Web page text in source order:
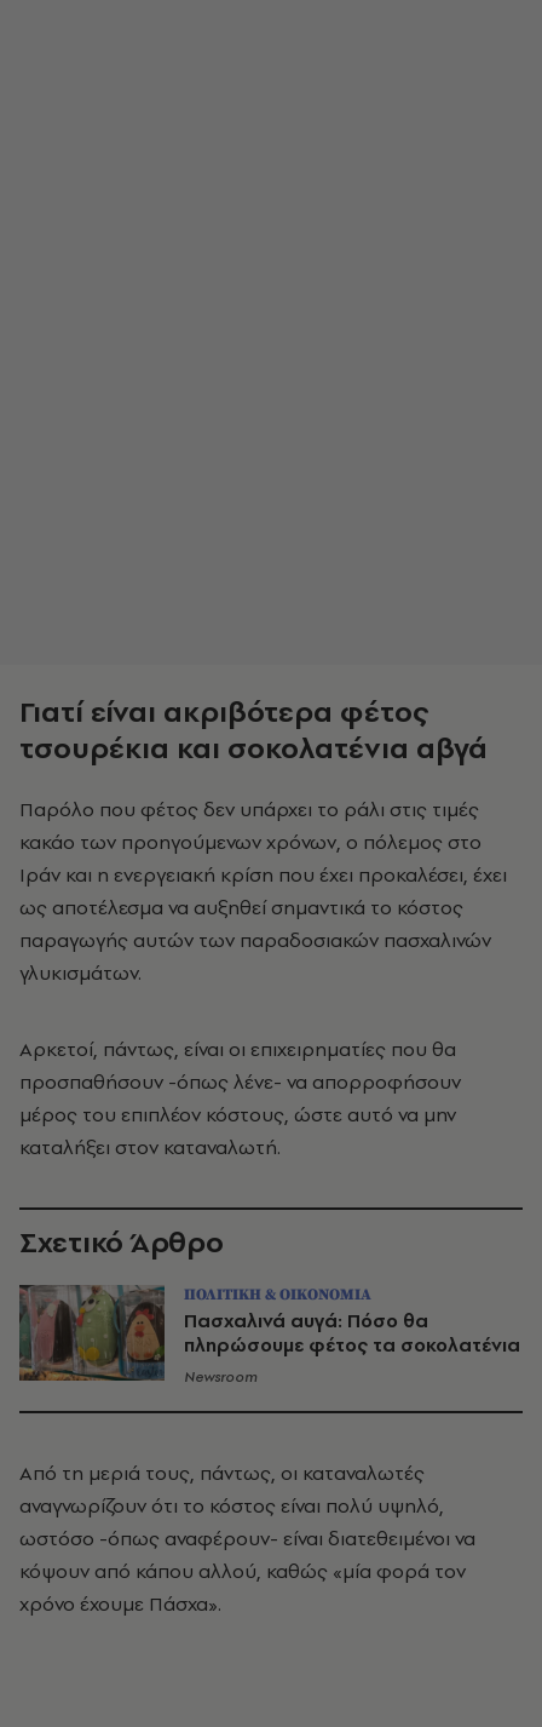
Γιατί είναι ακριβότερα φέτος
τσουρέκια και σοκολατένια αβγά
Παρόλο που φέτος δεν υπάρχει το ράλι στις τιμές
κακάο των προηγούμενων χρόνων, ο πόλεμος στο
Ιράν και η ενεργειακή κρίση που έχει προκαλέσει, έχει
ως αποτέλεσμα να αυξηθεί σημαντικά το κόστος
παραγωγής αυτών των παραδοσιακών πασχαλινών
γλυκισμάτων.
Αρκετοί, πάντως, είναι οι επιχειρηματίες που θα
προσπαθήσουν -όπως λένε- να απορροφήσουν
μέρος του επιπλέον κόστους, ώστε αυτό να μην
καταλήξει στον καταναλωτή.
Σχετικό Άρθρο
ΠΟΛΙΤΙΚΗ & ΟΙΚΟΝΟΜΙΑ
Πασχαλινά αυγά: Πόσο θα
πληρώσουμε φέτος τα σοκολατένια
Newsroom
Από τη μεριά τους, πάντως, οι καταναλωτές
αναγνωρίζουν ότι το κόστος είναι πολύ υψηλό,
ωστόσο -όπως αναφέρουν- είναι διατεθειμένοι να
κόψουν από κάπου αλλού, καθώς «μία φορά τον
χρόνο έχουμε Πάσχα».